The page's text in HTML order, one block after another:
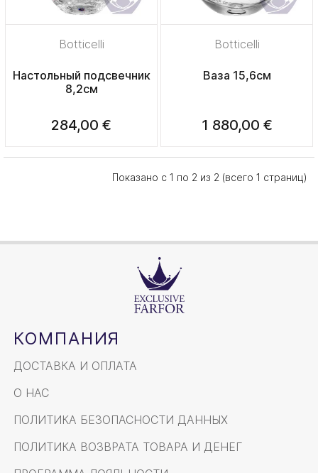
Botticelli
Настольный подсвечник
8,2см
284,00 €
Botticelli
Ваза 15,6см
1 880,00 €
Показано с 1 по 2 из 2 (всего 1 страниц)
КОМПАНИЯ
ДОСТАВКА И ОПЛАТА
О НАС
ПОЛИТИКА БЕЗОПАСНОСТИ ДАННЫХ
ПОЛИТИКА ВОЗВРАТА ТОВАРА И ДЕНЕГ